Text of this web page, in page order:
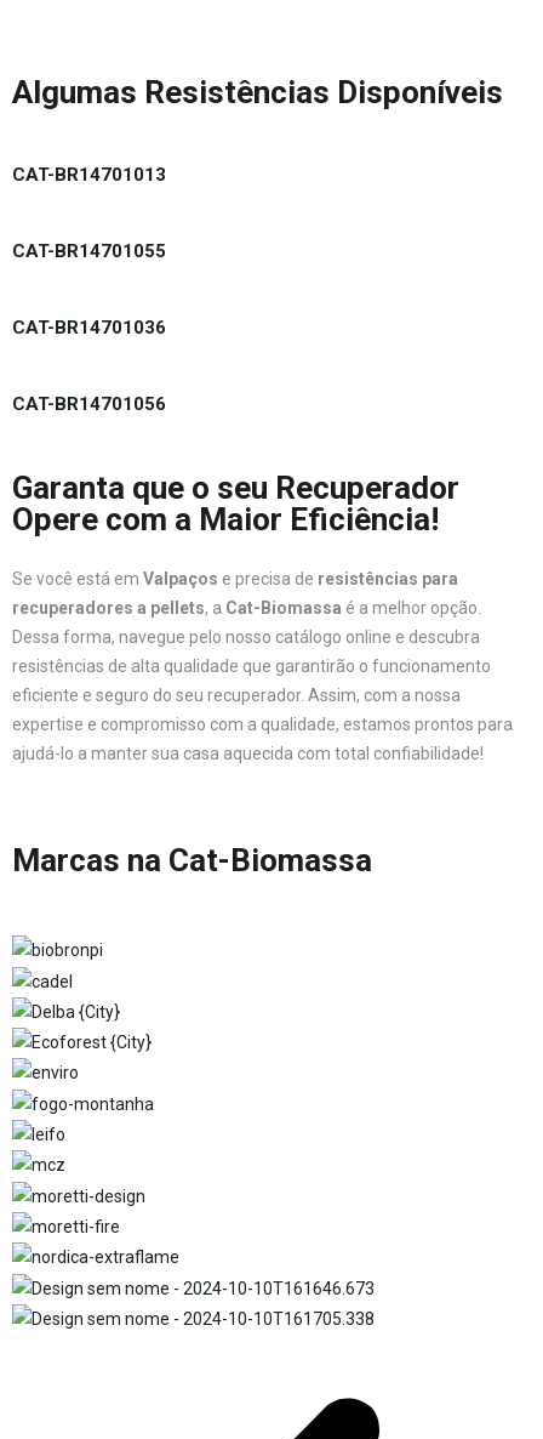
Algumas Resistências Disponíveis
CAT-BR14701013
CAT-BR14701055
CAT-BR14701036
CAT-BR14701056
Garanta que o seu Recuperador
Opere com a Maior Eficiência!
Se você está em Valpaços e precisa de resistências para
recuperadores a pellets, a Cat-Biomassa é a melhor opção.
Dessa forma, navegue pelo nosso catálogo online e descubra
resistências de alta qualidade que garantirão o funcionamento
eficiente e seguro do seu recuperador. Assim, com a nossa
expertise e compromisso com a qualidade, estamos prontos para
ajudá-lo a manter sua casa aquecida com total confiabilidade!
Marcas na Cat-Biomassa